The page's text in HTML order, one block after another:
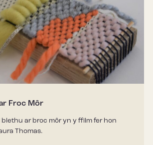
Froc Môr
blethu ar broc môr yn y ffilm fer hon
Thomas.